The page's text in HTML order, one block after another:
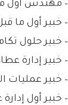
– مهندس أول
– خبير أول ما
– خبير حلول
– خبير إدارة
– خبير عمليات
– خبير أول